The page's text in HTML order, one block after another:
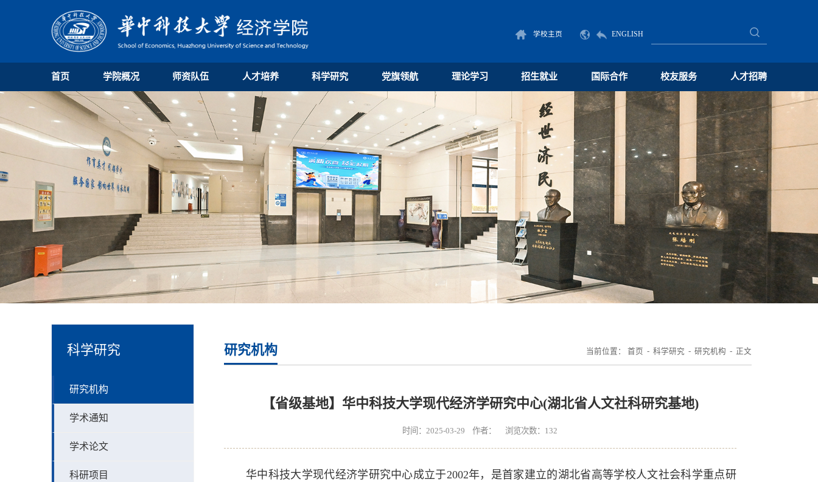
学校主页 ENGLISH
首页 学院概况 师资队伍 人才培养 科学研究 党旗领航 理论学习 招生就业 国际合作 校友服务 人才招聘
科学研究
研究机构
学术通知
学术论文
科研项目
研究机构 当前位置： 首页 - 科学研究 - 研究机构 - 正文
【省级基地】华中科技大学现代经济学研究中心(湖北省人文社科研究基地)
时间：2025-03-29 作者： 浏览次数： 132
华中科技大学现代经济学研究中心成立于2002年，是首家建立的湖北省高等学校人文社会科学重点研